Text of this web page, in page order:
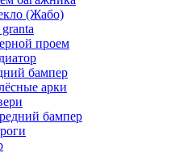
(Жабо)
проем
бампер
арки
бампер